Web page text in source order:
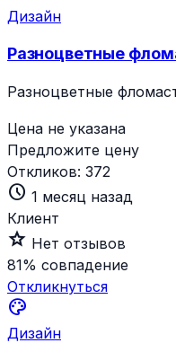
Дизайн
Разноцветные
Разноцветные
Цена не указана
Предложите цену
Откликов: 372
schedule 1 месяц назад
Клиент
star_outline Нет отзывов
81% совпадение
Откликнуться
palette
Дизайн